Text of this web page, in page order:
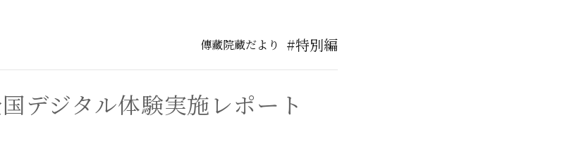
傳藏院蔵だより #特別編
デジタル体験実施レポート